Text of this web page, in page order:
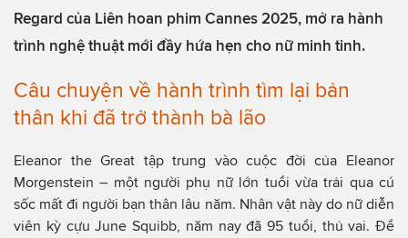
Regard của Liên hoan phim Cannes 2025, mở ra hành
trình nghệ thuật mới đầy hứa hẹn cho nữ minh tinh.
Câu chuyện về hành trình tìm lại bản
thân khi đã trở thành bà lão
Eleanor the Great tập trung vào cuộc đời của Eleanor
Morgenstein – một người phụ nữ lớn tuổi vừa trải qua cú
sốc mất đi người bạn thân lâu năm. Nhân vật này do nữ diễn
viên kỳ cựu June Squibb, năm nay đã 95 tuổi, thủ vai. Để